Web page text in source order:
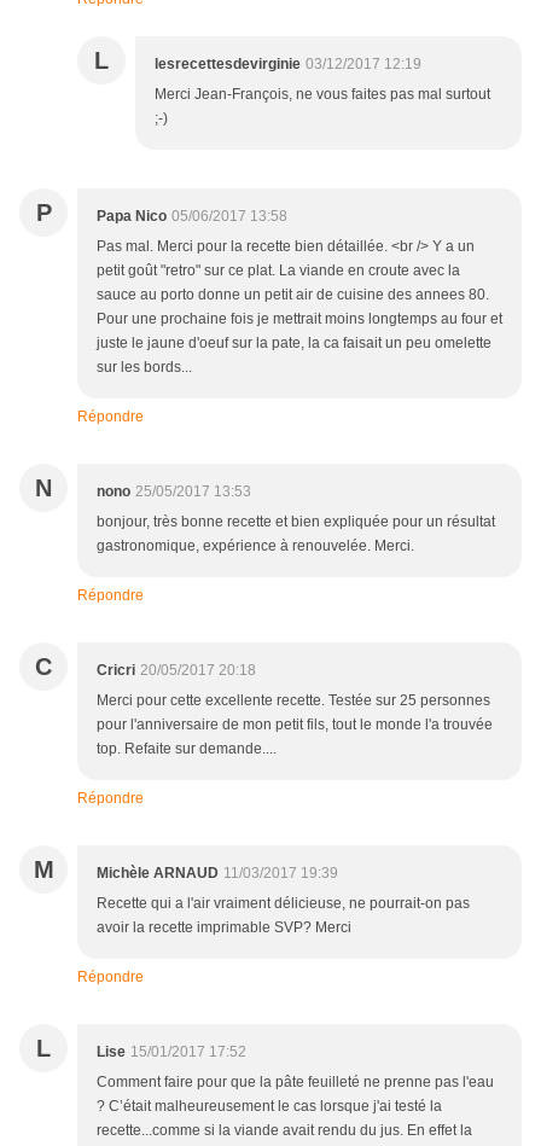
L lesrecettesdevirginie 03/12/2017 12:19
Merci Jean-François, ne vous faites pas mal surtout
;-)
P Papa Nico 05/06/2017 13:58
Pas mal. Merci pour la recette bien détaillée. <br /> Y a un
petit goût "retro" sur ce plat. La viande en croute avec la
sauce au porto donne un petit air de cuisine des annees 80.
Pour une prochaine fois je mettrait moins longtemps au four et
juste le jaune d'oeuf sur la pate, la ca faisait un peu omelette
sur les bords...
Répondre
N nono 25/05/2017 13:53
bonjour, très bonne recette et bien expliquée pour un résultat
gastronomique, expérience à renouvelée. Merci.
Répondre
C Cricri 20/05/2017 20:18
Merci pour cette excellente recette. Testée sur 25 personnes
pour l'anniversaire de mon petit fils, tout le monde l'a trouvée
top. Refaite sur demande....
Répondre
M Michèle ARNAUD 11/03/2017 19:39
Recette qui a l'air vraiment délicieuse, ne pourrait-on pas
avoir la recette imprimable SVP? Merci
Répondre
L Lise 15/01/2017 17:52
Comment faire pour que la pâte feuilleté ne prenne pas l'eau
? C’était malheureusement le cas lorsque j'ai testé la
recette...comme si la viande avait rendu du jus. En effet la